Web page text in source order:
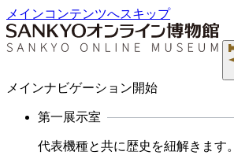
メインコンテンツへスキップ
メインナビゲーション開始
第一展示室
代表機種と共に歴史を紐解きます。